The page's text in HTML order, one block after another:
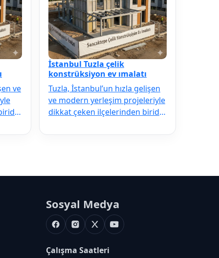
ve
İstanbul Tuzla çelik
konstrüksiyon ev ımalatı
Tuzla, İstanbul’un hızla gelişen
ve modern yerleşim projeleriyle
dikkat çeken ilçelerinden biridir.
Sosyal Medya
FacebookInstagram
X
Youtube
Çalışma Saatleri